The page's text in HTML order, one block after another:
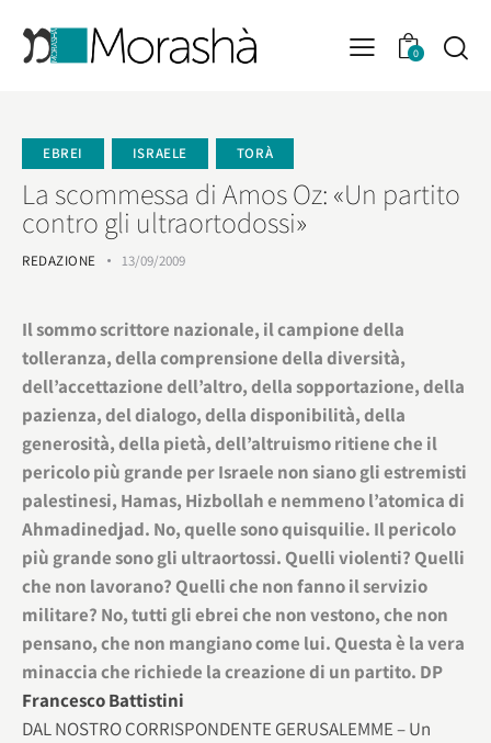
0
EBREI ISRAELE TORÀ
La scommessa di Amos Oz: «Un partito
contro gli ultraortodossi»
REDAZIONE 13/09/2009
Il sommo scrittore nazionale, il campione della
tolleranza, della comprensione della diversità,
dell’accettazione dell’altro, della sopportazione, della
pazienza, del dialogo, della disponibilità, della
generosità, della pietà, dell’altruismo ritiene che il
pericolo più grande per Israele non siano gli estremisti
palestinesi, Hamas, Hizbollah e nemmeno l’atomica di
Ahmadinedjad. No, quelle sono quisquilie. Il pericolo
più grande sono gli ultraortossi. Quelli violenti? Quelli
che non lavorano? Quelli che non fanno il servizio
militare? No, tutti gli ebrei che non vestono, che non
pensano, che non mangiano come lui. Questa è la vera
minaccia che richiede la creazione di un partito. DP
Francesco Battistini
DAL NOSTRO CORRISPONDENTE GERUSALEMME – Un